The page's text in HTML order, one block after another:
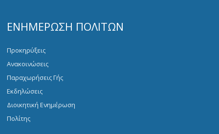
ΕΝΗΜΈΡΩΣΗ ΠΟΛΙΤΏΝ
Προκηρύξεις
Ανακοινώσεις
Παραχωρήσεις Γής
Εκδηλώσεις
Διοικητική Ενημέρωση
Πολίτης